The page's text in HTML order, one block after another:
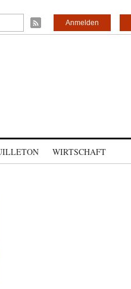
Anmelden
WIRTSCHAFT